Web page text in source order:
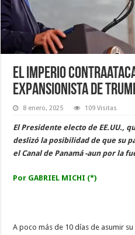
El imperio
expansionista de
8 enero, 2025 109 Visitas
El Presidente electo de EE.UU.,
deslizó la posibilidad de que su
el Canal de Panamá -aun por la
Por GABRIEL MICHI (*)
A poco más de 10 días de asumir